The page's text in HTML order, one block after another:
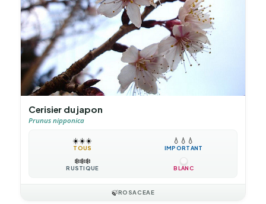
Cerisier du japon
Prunus nipponica
☀️☀️☀️
TOUS
💧 💧 💧
IMPORTANT
❄️❄️❄️
RUSTIQUE BLANC
🍃ROSACEAE